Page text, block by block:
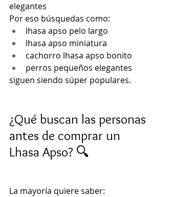
elegantes
Por eso búsquedas como:
lhasa apso pelo largo
lhasa apso miniatura
cachorro lhasa apso bonito
perros pequeños elegantes
siguen siendo súper populares.
¿Qué buscan las personas
antes de comprar un
Lhasa Apso? 🔍
La mayoría quiere saber: